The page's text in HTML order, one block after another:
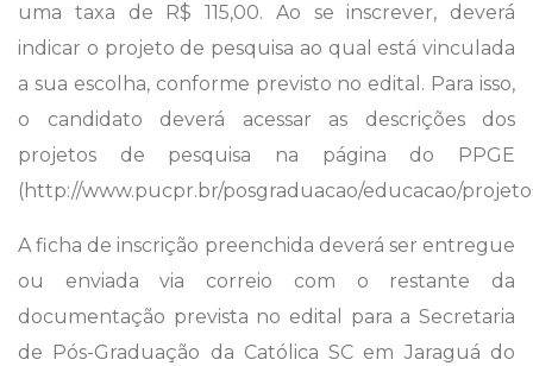
uma taxa de R$ 115,00. Ao se inscrever, deverá
indicar o projeto de pesquisa ao qual está vinculada
a sua escolha, conforme previsto no edital. Para isso,
o candidato deverá acessar as descrições dos
projetos de pesquisa na página do PPGE
(http://www.pucpr.br/posgraduacao/educacao/
A ficha de inscrição preenchida deverá ser entregue
ou enviada via correio com o restante da
documentação prevista no edital para a Secretaria
de Pós-Graduação da Católica SC em Jaraguá do